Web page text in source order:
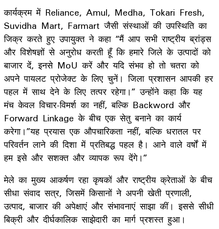
कार्यक्रम में Reliance, Amul, Medha, Tokari Fresh,
Suvidha Mart, Farmart जैसी संस्थाओं की उपस्थिति का
जिक्र करते हुए उपायुक्त ने कहा “मैं आप सभी राष्ट्रीय ब्रांड्स
और विशेषज्ञों से अनुरोध करती हूँ कि हमारे जिले के उत्पादों को
बाजार दें, इनसे MoU करें और यदि संभव हो तो चतरा को
अपने पायलट प्रोजेक्ट के लिए चुनें। जिला प्रशासन आपकी हर
पहल में साथ देने के लिए तत्पर रहेगा।” उन्होंने कहा कि यह
मंच केवल विचार-विमर्श का नहीं, बल्कि Backword और
Forward Linkage के बीच एक सेतु बनाने का कार्य
करेगा।”यह प्रयास एक औपचारिकता नहीं, बल्कि धरातल पर
परिवर्तन लाने की दिशा में प्रतिबद्ध पहल है। आने वाले वर्षों में
हम इसे और सशक्त और व्यापक रूप देंगे।”
मेले का मुख्य आकर्षण रहा कृषकों और राष्ट्रीय क्रेताओं के बीच
सीधा संवाद सत्र, जिसमें किसानों ने अपनी खेती प्रणाली,
उत्पाद, बाजार की अपेक्षाएं और संभावनाएं साझा कीं। इससे सीधी
बिक्री और दीर्घकालिक साझेदारी का मार्ग प्रशस्त हुआ।